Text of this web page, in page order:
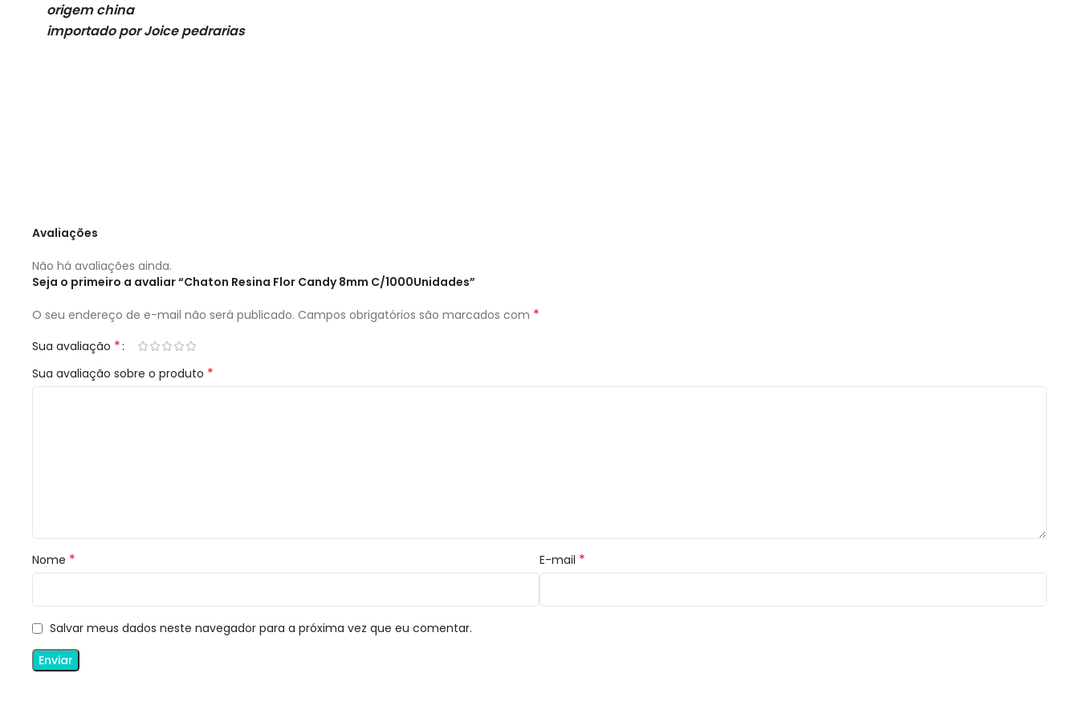
origem china
importado por Joice pedrarias
Avaliações
Não há avaliações ainda.
Seja o primeiro a avaliar “Chaton Resina Flor Candy 8mm C/1000Unidades”
O seu endereço de e-mail não será publicado. Campos obrigatórios são marcados com *
Sua avaliação *
Sua avaliação sobre o produto *
Nome * E-mail *
Salvar meus dados neste navegador para a próxima vez que eu comentar.